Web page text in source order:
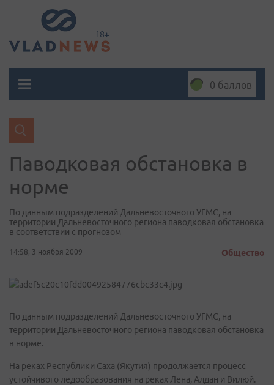
0 баллов
Паводковая обстановка в
норме
По данным подразделений Дальневосточного УГМС, на
территории Дальневосточного региона паводковая обстановка
в соответствии с прогнозом
14:58, 3 ноября 2009 Общество
По данным подразделений Дальневосточного УГМС, на
территории Дальневосточного региона паводковая обстановка
в норме.
На реках Республики Саха (Якутия) продолжается процесс
устойчивого ледообразования на реках Лена, Алдан и Вилюй.